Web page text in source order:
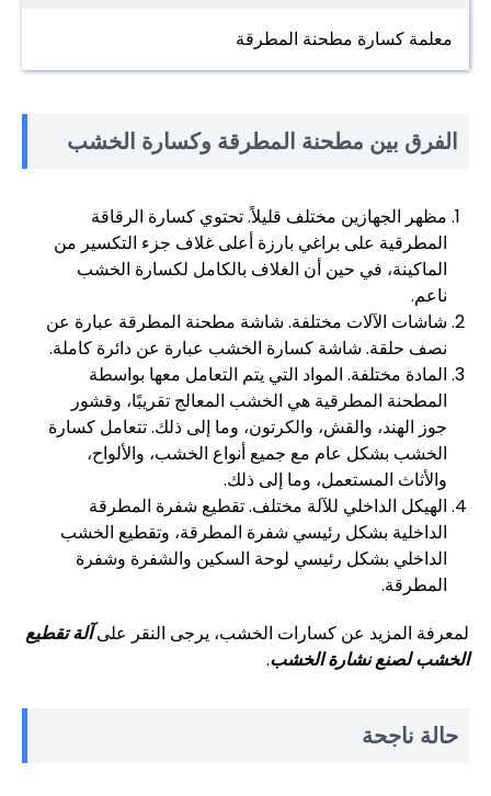
معلمة كسارة مطحنة المطرقة
الفرق بين مطحنة المطرقة وكسارة الخشب
مظهر الجهازين مختلف قليلاً. تحتوي كسارة الرقاقة
المطرقية على براغي بارزة أعلى غلاف جزء التكسير من
الماكينة، في حين أن الغلاف بالكامل لكسارة الخشب
ناعم.
شاشات الآلات مختلفة. شاشة مطحنة المطرقة عبارة عن
نصف حلقة. شاشة كسارة الخشب عبارة عن دائرة كاملة.
المادة مختلفة. المواد التي يتم التعامل معها بواسطة
المطحنة المطرقية هي الخشب المعالج تقريبًا، وقشور
جوز الهند، والقش، والكرتون، وما إلى ذلك. تتعامل كسارة
الخشب بشكل عام مع جميع أنواع الخشب، والألواح،
والأثاث المستعمل، وما إلى ذلك.
الهيكل الداخلي للآلة مختلف. تقطيع شفرة المطرقة
الداخلية بشكل رئيسي شفرة المطرقة، وتقطيع الخشب
الداخلي بشكل رئيسي لوحة السكين والشفرة وشفرة
المطرقة.
لمعرفة المزيد عن كسارات الخشب، يرجى النقر علىآلة تقطيع
الخشب لصنع نشارة الخشب.
حالة ناجحة